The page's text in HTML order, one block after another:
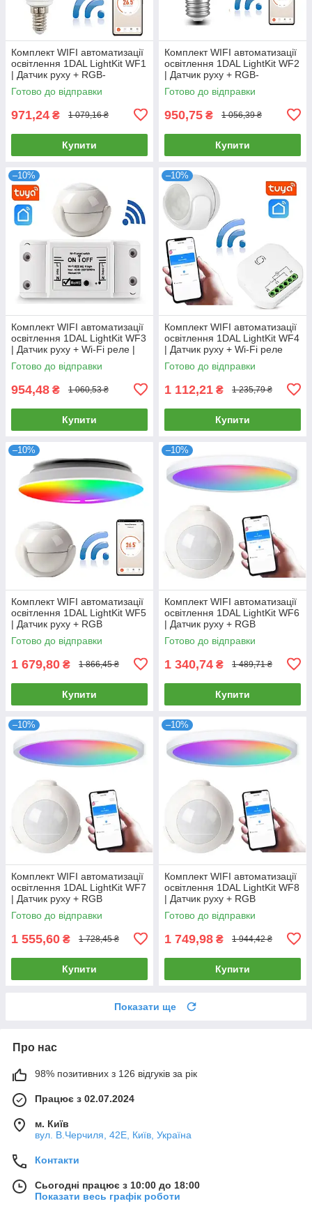
Комплект WIFI автоматизації
освітлення 1DAL LightKit WF1
| Датчик руху + RGB-
лампочка | APP "Tuya Smart"
Готово до відправки
971,24 ₴ 1 079,16 ₴
Купити
Комплект WIFI автоматизації
освітлення 1DAL LightKit WF2
| Датчик руху + RGB-
лампочка E27 | APP "Tuya"
Готово до відправки
950,75 ₴ 1 056,39 ₴
Купити
–10%
Комплект WIFI автоматизації
освітлення 1DAL LightKit WF3
| Датчик руху + Wi-Fi реле |
APP "Tuya Smart"
Готово до відправки
954,48 ₴ 1 060,53 ₴
Купити
–10%
Комплект WIFI автоматизації
освітлення 1DAL LightKit WF4
| Датчик руху + Wi-Fi реле
освітлення | APP "Tuya"
Готово до відправки
1 112,21 ₴ 1 235,79 ₴
Купити
–10%
Комплект WIFI автоматизації
освітлення 1DAL LightKit WF5
| Датчик руху + RGB
світильник 24 W | APP "Tuya"
Готово до відправки
1 679,80 ₴ 1 866,45 ₴
Купити
–10%
Комплект WIFI автоматизації
освітлення 1DAL LightKit WF6
| Датчик руху + RGB
світильник 6 W | APP "Tuya"
Готово до відправки
1 340,74 ₴ 1 489,71 ₴
Купити
–10%
Комплект WIFI автоматизації
освітлення 1DAL LightKit WF7
| Датчик руху + RGB
світильник 12 W | APP "Tuya"
Готово до відправки
1 555,60 ₴ 1 728,45 ₴
Купити
–10%
Комплект WIFI автоматизації
освітлення 1DAL LightKit WF8
| Датчик руху + RGB
світильник 18 W | APP "Tuya"
Готово до відправки
1 749,98 ₴ 1 944,42 ₴
Купити
Показати ще
Про нас
98% позитивних з 126 відгуків за рік
Працює з 02.07.2024
м. Київ
вул. В.Черчиля, 42Е, Київ, Україна
Контакти
Сьогодні працює з 10:00 до 18:00
Показати весь графік роботи